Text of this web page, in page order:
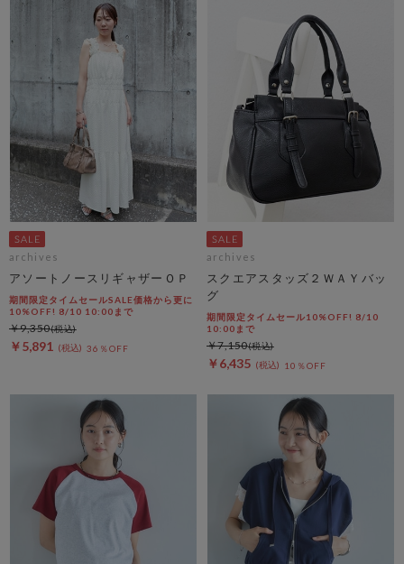
archives
アソートノースリギャザーＯＰ
期間限定タイムセールSALE価格から更に
10%OFF! 8/10 10:00まで
￥5,891 36％OFF
￥9,350
archives
スクエアスタッズ２ＷＡＹバッ
グ
期間限定タイムセール10%OFF! 8/10
10:00まで
￥6,435 10％OFF
￥7,150